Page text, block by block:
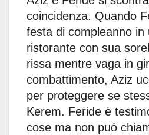
coincidenza. Quando
festa di compleanno in
ristorante con sua
rissa mentre vaga in
combattimento, Aziz
per proteggere se
Kerem. Feride è
cose ma non può